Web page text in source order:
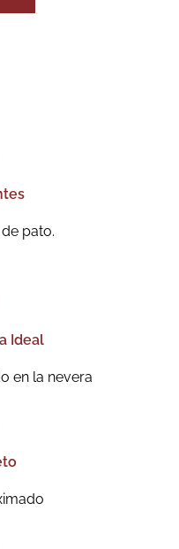
pato.
Ideal
en la nevera